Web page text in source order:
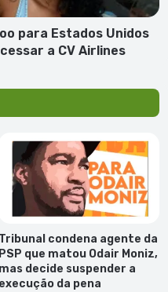
para Estados Unidos
a CV Airlines
Tribunal condena agente da
PSP que matou Odair Moniz,
mas decide suspender a
execução da pena